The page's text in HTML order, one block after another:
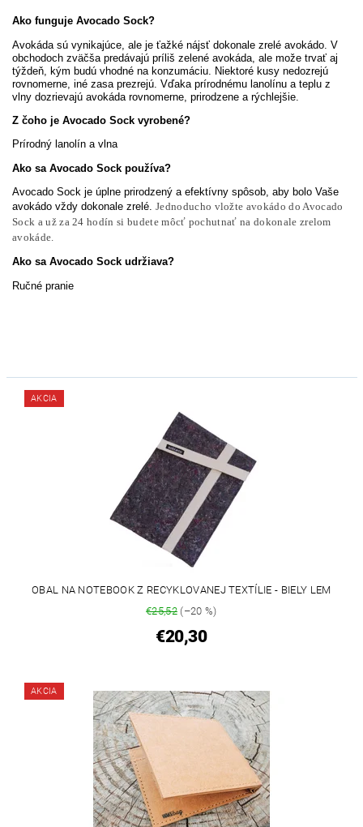
Ako funguje Avocado Sock?
Avokáda sú vynikajúce, ale je ťažké nájsť dokonale zrelé avokádo. V
obchodoch zväčša predávajú príliš zelené avokáda, ale može trvať aj
týždeň, kým budú vhodné na konzumáciu. Niektoré kusy nedozrejú
rovnomerne, iné zasa prezrejú. Vďaka prírodnému lanolínu a teplu z
vlny dozrievajú avokáda rovnomerne, prirodzene a rýchlejšie.
Z čoho je Avocado Sock vyrobené?
Prírodný lanolín a vlna
Ako sa Avocado Sock používa?
Avocado Sock je úplne prirodzený a efektívny spôsob, aby bolo Vaše
avokádo vždy dokonale zrelé. Jednoducho vložte avokádo do Avocado
Sock a už za 24 hodín si budete môcť pochutnať na dokonale zrelom
avokáde.
Ako sa Avocado Sock udržiava?
Ručné pranie
AKCIA
OBAL NA NOTEBOOK Z RECYKLOVANEJ TEXTÍLIE - BIELY LEM
€25,52(–20 %)
€20,30
AKCIA